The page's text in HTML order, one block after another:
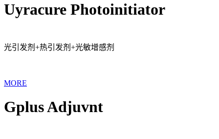
Uyracure Photoinitiator
光引发剂+热引发剂+光敏增感剂
MORE
Gplus Adjuvnt